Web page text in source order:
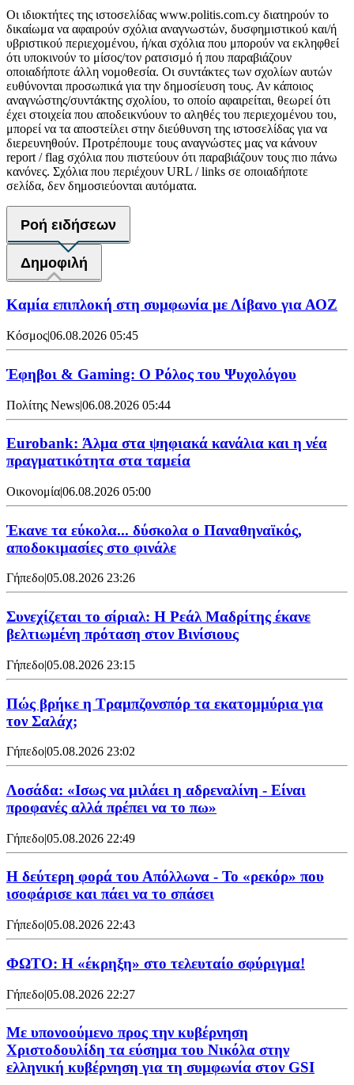
Οι ιδιοκτήτες της ιστοσελίδας www.politis.com.cy διατηρούν το
δικαίωμα να αφαιρούν σχόλια αναγνωστών, δυσφημιστικού και/ή
υβριστικού περιεχομένου, ή/και σχόλια που μπορούν να εκληφθεί
ότι υποκινούν το μίσος/τον ρατσισμό ή που παραβιάζουν
οποιαδήποτε άλλη νομοθεσία. Οι συντάκτες των σχολίων αυτών
ευθύνονται προσωπικά για την δημοσίευση τους. Αν κάποιος
αναγνώστης/συντάκτης σχολίου, το οποίο αφαιρείται, θεωρεί ότι
έχει στοιχεία που αποδεικνύουν το αληθές του περιεχομένου του,
μπορεί να τα αποστείλει στην διεύθυνση της ιστοσελίδας για να
διερευνηθούν. Προτρέπουμε τους αναγνώστες μας να κάνουν
report / flag σχόλια που πιστεύουν ότι παραβιάζουν τους πιο πάνω
κανόνες. Σχόλια που περιέχουν URL / links σε οποιαδήποτε
σελίδα, δεν δημοσιεύονται αυτόματα.
Ροή ειδήσεων
Δημοφιλή
Καμία επιπλοκή στη συμφωνία με Λίβανο για ΑΟΖ
Κόσμος|06.08.2026 05:45
Έφηβοι & Gaming: Ο Ρόλος του Ψυχολόγου
Πολίτης News|06.08.2026 05:44
Eurobank: Άλμα στα ψηφιακά κανάλια και η νέα
πραγματικότητα στα ταμεία
Οικονομία|06.08.2026 05:00
Έκανε τα εύκολα... δύσκολα ο Παναθηναϊκός,
αποδοκιμασίες στο φινάλε
Γήπεδο|05.08.2026 23:26
Συνεχίζεται το σίριαλ: Η Ρεάλ Μαδρίτης έκανε
βελτιωμένη πρόταση στον Βινίσιους
Γήπεδο|05.08.2026 23:15
Πώς βρήκε η Τραμπζονσπόρ τα εκατομμύρια για
τον Σαλάχ;
Γήπεδο|05.08.2026 23:02
Λοσάδα: «Ισως να μιλάει η αδρεναλίνη - Είναι
προφανές αλλά πρέπει να το πω»
Γήπεδο|05.08.2026 22:49
Η δεύτερη φορά του Απόλλωνα - Το «ρεκόρ» που
ισοφάρισε και πάει να το σπάσει
Γήπεδο|05.08.2026 22:43
ΦΩΤΟ: Η «έκρηξη» στο τελευταίο σφύριγμα!
Γήπεδο|05.08.2026 22:27
Με υπονοούμενο προς την κυβέρνηση
Χριστοδουλίδη τα εύσημα του Νικόλα στην
ελληνική κυβέρνηση για τη συμφωνία στον GSI